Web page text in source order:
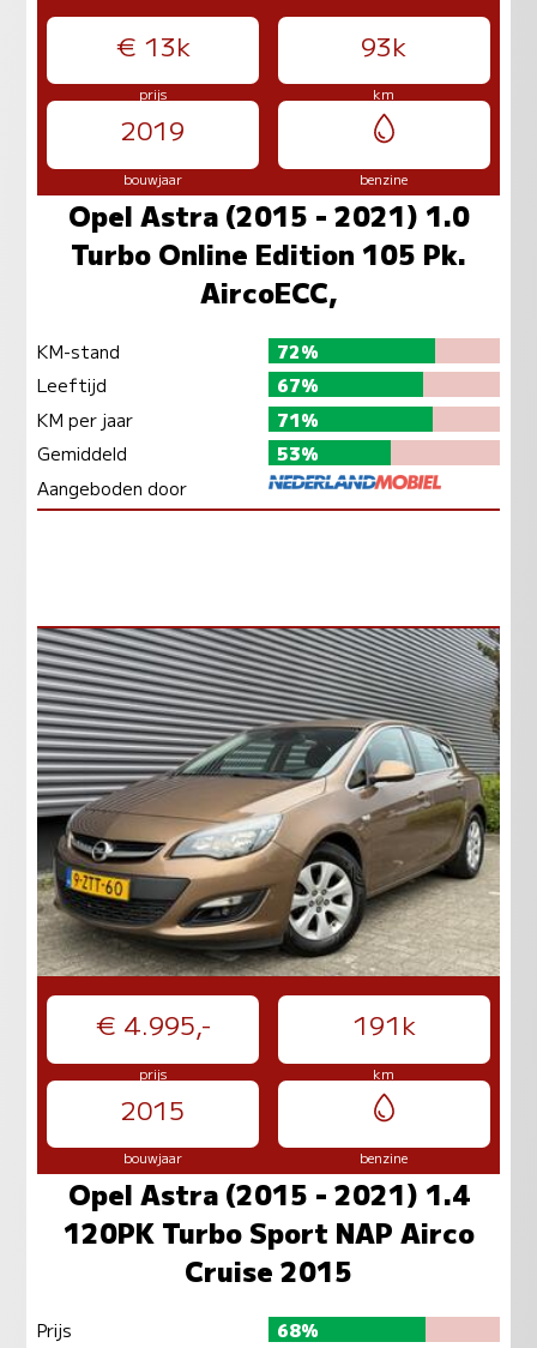
€ 13k 93k
prijs km
2019
bouwjaar benzine
Opel Astra (2015 - 2021) 1.0
Turbo Online Edition 105 Pk.
AircoECC,
KM-stand
72%
Leeftijd
67%
KM per jaar
71%
Gemiddeld
53%
Aangeboden door
€ 4.995,- 191k
prijs km
2015
bouwjaar benzine
Opel Astra (2015 - 2021) 1.4
120PK Turbo Sport NAP Airco
Cruise 2015
Prijs 68%